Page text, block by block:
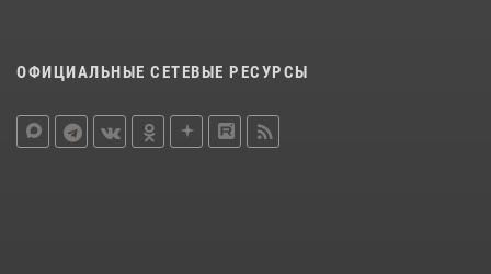
ОФИЦИАЛЬНЫЕ СЕТЕВЫЕ РЕСУРСЫ